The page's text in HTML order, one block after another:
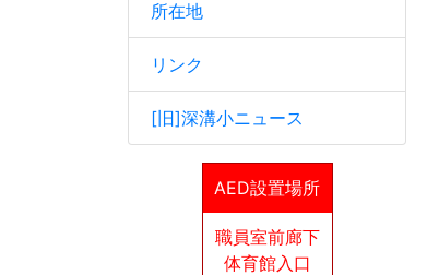
所在地
リンク
[旧]深溝小ニュース
AED設置場所
職員室前廊下
体育館入口